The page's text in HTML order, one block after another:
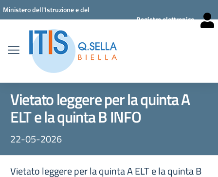
Vai ai contenuti
Vai al menu di navigazione
Vai al footer
Ministero dell'Istruzione e del
Registro elettronico
Vietato leggere per la quinta A
ELT e la quinta B INFO
22-05-2026
Vietato leggere per la quinta A ELT e la quinta B